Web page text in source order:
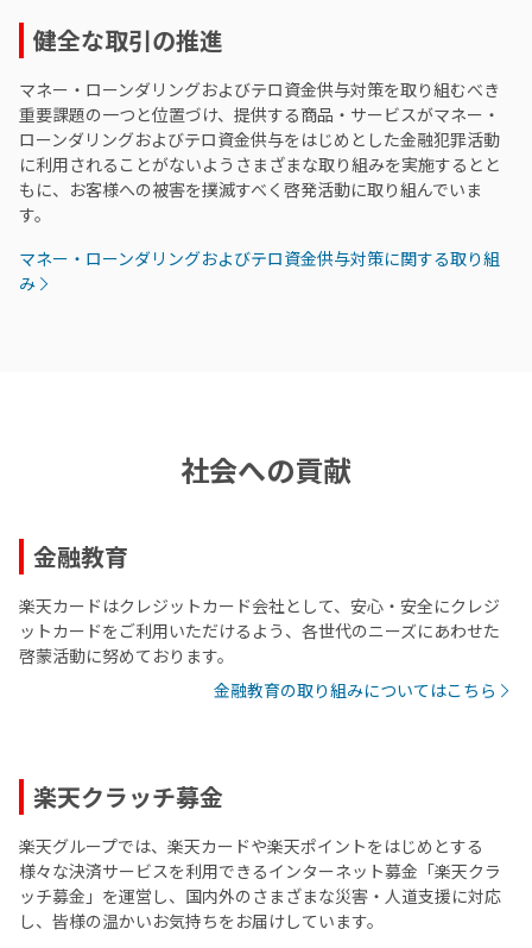
健全な取引の推進
マネー・ローンダリングおよびテロ資金供与対策を取り組むべき
重要課題の一つと位置づけ、提供する商品・サービスがマネー・
ローンダリングおよびテロ資金供与をはじめとした金融犯罪活動
に利用されることがないようさまざまな取り組みを実施するとと
もに、お客様への被害を撲滅すべく啓発活動に取り組んでいま
す。
マネー・ローンダリングおよびテロ資金供与対策に関する取り組
み
社会への貢献
金融教育
楽天カードはクレジットカード会社として、安心・安全にクレジ
ットカードをご利用いただけるよう、各世代のニーズにあわせた
啓蒙活動に努めております。
金融教育の取り組みについてはこちら
楽天クラッチ募金
楽天グループでは、楽天カードや楽天ポイントをはじめとする
様々な決済サービスを利用できるインターネット募金「楽天クラ
ッチ募金」を運営し、国内外のさまざまな災害・人道支援に対応
し、皆様の温かいお気持ちをお届けしています。